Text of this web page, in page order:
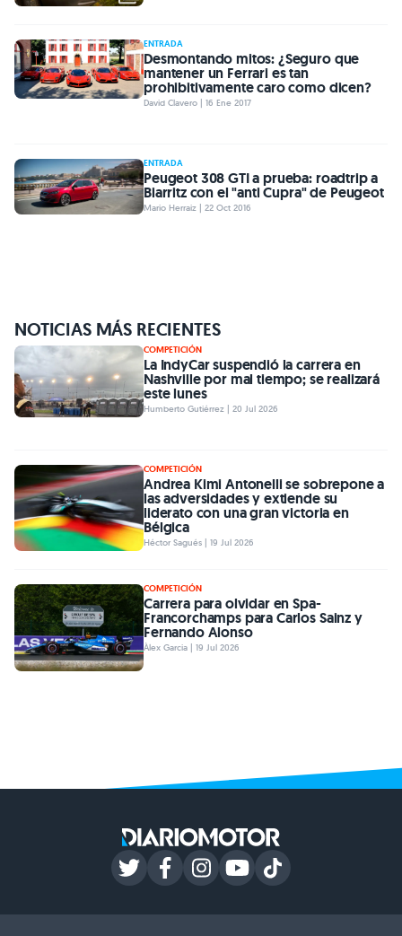
ENTRADA
Desmontando mitos: ¿Seguro que
mantener un Ferrari es tan
prohibitivamente caro como dicen?
David Clavero | 16 Ene 2017
ENTRADA
Peugeot 308 GTI a prueba: roadtrip a
Biarritz con el "anti Cupra" de Peugeot
Mario Herraiz | 22 Oct 2016
NOTICIAS MÁS RECIENTES
COMPETICIÓN
La IndyCar suspendió la carrera en
Nashville por mal tiempo; se realizará
este lunes
Humberto Gutiérrez | 20 Jul 2026
COMPETICIÓN
Andrea Kimi Antonelli se sobrepone a
las adversidades y extiende su
liderato con una gran victoria en
Bélgica
Héctor Sagués | 19 Jul 2026
COMPETICIÓN
Carrera para olvidar en Spa-
Francorchamps para Carlos Sainz y
Fernando Alonso
Àlex Garcia | 19 Jul 2026